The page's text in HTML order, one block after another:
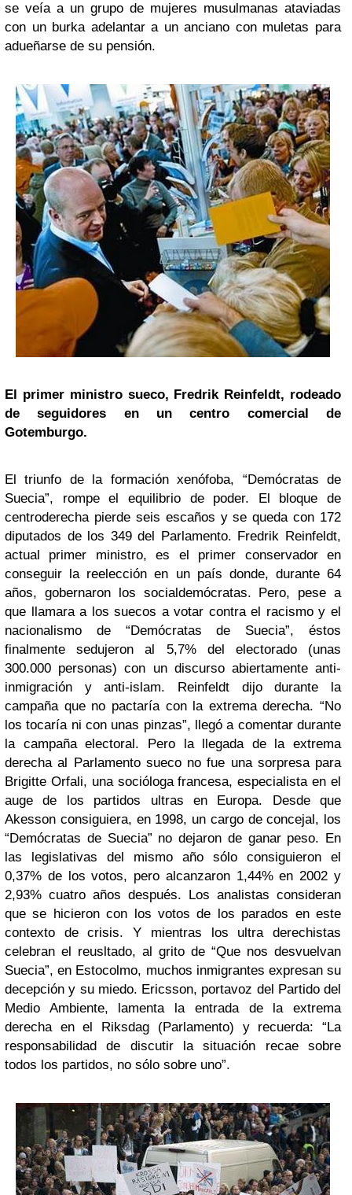
se veía a un grupo de mujeres musulmanas ataviadas
con un burka adelantar a un anciano con muletas para
adueñarse de su pensión.
El primer ministro sueco, Fredrik Reinfeldt, rodeado
de seguidores en un centro comercial de
Gotemburgo.
El triunfo de la formación xenófoba, “Demócratas de
Suecia”, rompe el equilibrio de poder. El bloque de
centroderecha pierde seis escaños y se queda con 172
diputados de los 349 del Parlamento. Fredrik Reinfeldt,
actual primer ministro, es el primer conservador en
conseguir la reelección en un país donde, durante 64
años, gobernaron los socialdemócratas. Pero, pese a
que llamara a los suecos a votar contra el racismo y el
nacionalismo de “Demócratas de Suecia”, éstos
finalmente sedujeron al 5,7% del electorado (unas
300.000 personas) con un discurso abiertamente anti-
inmigración y anti-islam. Reinfeldt dijo durante la
campaña que no pactaría con la extrema derecha. “No
los tocaría ni con unas pinzas”, llegó a comentar durante
la campaña electoral. Pero la llegada de la extrema
derecha al Parlamento sueco no fue una sorpresa para
Brigitte Orfali, una socióloga francesa, especialista en el
auge de los partidos ultras en Europa. Desde que
Akesson consiguiera, en 1998, un cargo de concejal, los
“Demócratas de Suecia” no dejaron de ganar peso. En
las legislativas del mismo año sólo consiguieron el
0,37% de los votos, pero alcanzaron 1,44% en 2002 y
2,93% cuatro años después. Los analistas consideran
que se hicieron con los votos de los parados en este
contexto de crisis. Y mientras los ultra derechistas
celebran el reusltado, al grito de “Que nos desvuelvan
Suecia”, en Estocolmo, muchos inmigrantes expresan su
decepción y su miedo. Ericsson, portavoz del Partido del
Medio Ambiente, lamenta la entrada de la extrema
derecha en el Riksdag (Parlamento) y recuerda: “La
responsabilidad de discutir la situación recae sobre
todos los partidos, no sólo sobre uno”.